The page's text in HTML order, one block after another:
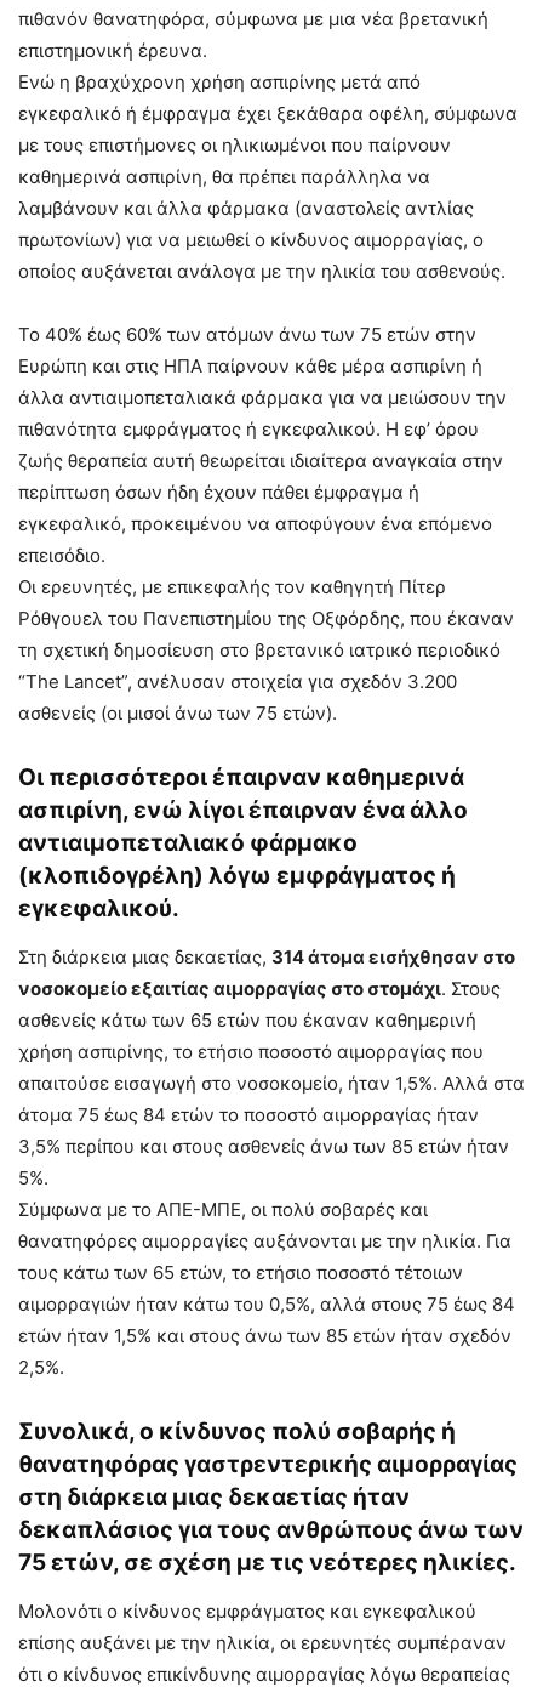
πιθανόν θανατηφόρα, σύμφωνα με μια νέα βρετανική
επιστημονική έρευνα.
Ενώ η βραχύχρονη χρήση ασπιρίνης μετά από
εγκεφαλικό ή έμφραγμα έχει ξεκάθαρα οφέλη, σύμφωνα
με τους επιστήμονες οι ηλικιωμένοι που παίρνουν
καθημερινά ασπιρίνη, θα πρέπει παράλληλα να
λαμβάνουν και άλλα φάρμακα (αναστολείς αντλίας
πρωτονίων) για να μειωθεί ο κίνδυνος αιμορραγίας, ο
οποίος αυξάνεται ανάλογα με την ηλικία του ασθενούς.
Το 40% έως 60% των ατόμων άνω των 75 ετών στην
Ευρώπη και στις ΗΠΑ παίρνουν κάθε μέρα ασπιρίνη ή
άλλα αντιαιμοπεταλιακά φάρμακα για να μειώσουν την
πιθανότητα εμφράγματος ή εγκεφαλικού. Η εφ’ όρου
ζωής θεραπεία αυτή θεωρείται ιδιαίτερα αναγκαία στην
περίπτωση όσων ήδη έχουν πάθει έμφραγμα ή
εγκεφαλικό, προκειμένου να αποφύγουν ένα επόμενο
επεισόδιο.
Οι ερευνητές, με επικεφαλής τον καθηγητή Πίτερ
Ρόθγουελ του Πανεπιστημίου της Οξφόρδης, που έκαναν
τη σχετική δημοσίευση στο βρετανικό ιατρικό περιοδικό
“The Lancet”, ανέλυσαν στοιχεία για σχεδόν 3.200
ασθενείς (οι μισοί άνω των 75 ετών).
Οι περισσότεροι έπαιρναν καθημερινά
ασπιρίνη, ενώ λίγοι έπαιρναν ένα άλλο
αντιαιμοπεταλιακό φάρμακο
(κλοπιδογρέλη) λόγω εμφράγματος ή
εγκεφαλικού.
Στη διάρκεια μιας δεκαετίας, 314 άτομα εισήχθησαν στο
νοσοκομείο εξαιτίας αιμορραγίας στο στομάχι. Στους
ασθενείς κάτω των 65 ετών που έκαναν καθημερινή
χρήση ασπιρίνης, το ετήσιο ποσοστό αιμορραγίας που
απαιτούσε εισαγωγή στο νοσοκομείο, ήταν 1,5%. Αλλά στα
άτομα 75 έως 84 ετών το ποσοστό αιμορραγίας ήταν
3,5% περίπου και στους ασθενείς άνω των 85 ετών ήταν
5%.
Σύμφωνα με το ΑΠΕ-ΜΠΕ, οι πολύ σοβαρές και
θανατηφόρες αιμορραγίες αυξάνονται με την ηλικία. Για
τους κάτω των 65 ετών, το ετήσιο ποσοστό τέτοιων
αιμορραγιών ήταν κάτω του 0,5%, αλλά στους 75 έως 84
ετών ήταν 1,5% και στους άνω των 85 ετών ήταν σχεδόν
2,5%.
Συνολικά, ο κίνδυνος πολύ σοβαρής ή
θανατηφόρας γαστρεντερικής αιμορραγίας
στη διάρκεια μιας δεκαετίας ήταν
δεκαπλάσιος για τους ανθρώπους άνω των
75 ετών, σε σχέση με τις νεότερες ηλικίες.
Μολονότι ο κίνδυνος εμφράγματος και εγκεφαλικού
επίσης αυξάνει με την ηλικία, οι ερευνητές συμπέραναν
ότι ο κίνδυνος επικίνδυνης αιμορραγίας λόγω θεραπείας